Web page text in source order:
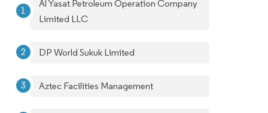
Al Yasat Petroleum Operation Company
Limited LLC
DP World Sukuk Limited
Aztec Facilities Management